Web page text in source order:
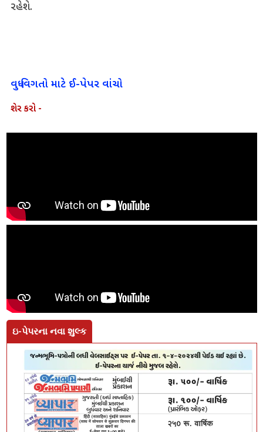
રહેશે.
વધુ વિગતો માટે ઈ-પેપર વાંચો
શેર કરો -
ઇ-પેપરના નવા શુલ્ક